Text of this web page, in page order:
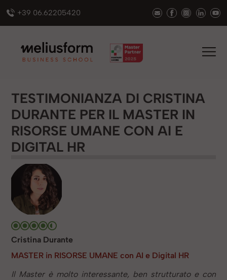
+39 06.62205420
TESTIMONIANZA DI CRISTINA
DURANTE PER IL MASTER IN
RISORSE UMANE CON AI E
DIGITAL HR
Cristina Durante
MASTER in RISORSE UMANE con AI e Digital HR
Il Master è molto interessante, ben strutturato e con